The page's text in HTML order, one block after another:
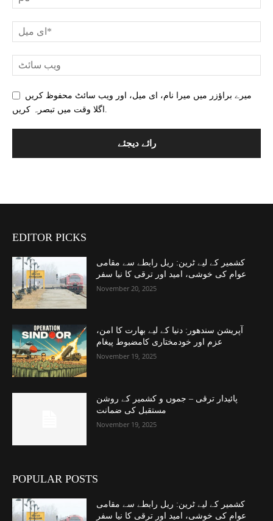
میرے براؤزر میں میرا نام، ای میل، اور ویب سائٹ محفوظ کریں
EDITOR PICKS
کشمیر کے لیے ٹرین: ریل رابطے سے مقامی
عوام کی خوشی، امید اور ترقی کا نیا سفر
November 20, 2025
آپریشن سندھور: دنیا کے لیے بھارت کا امن،
عزم اور خودمختاری کامضبوط پیغام
November 19, 2025
پائیدار ترقی – جموں و کشمیر کے روشن
مستقبل کی ضمانت
November 19, 2025
POPULAR POSTS
کشمیر کے لیے ٹرین: ریل رابطے سے مقامی
عوام کی خوشی، امید اور ترقی کا نیا سفر